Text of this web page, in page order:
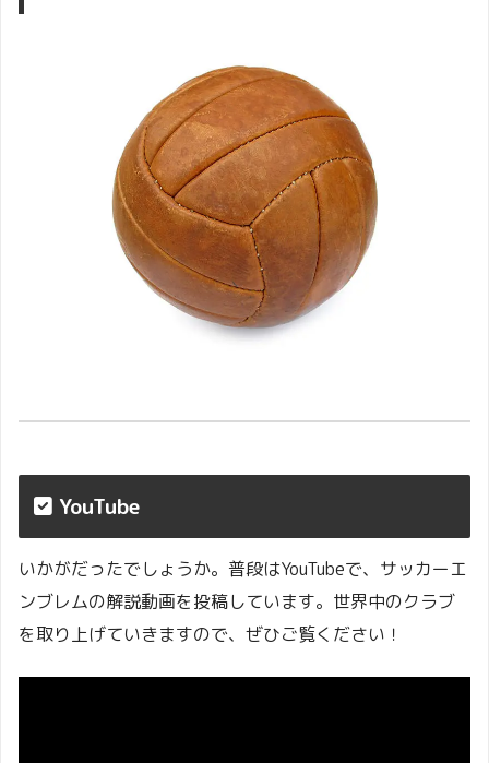
YouTube
いかがだったでしょうか。普段はYouTubeで、サッカーエ
ンブレムの解説動画を投稿しています。世界中のクラブ
を取り上げていきますので、ぜひご覧ください！